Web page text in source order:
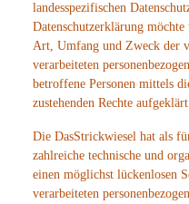
landesspezifischen
Datenschutzerklärung
Art, Umfang und Zweck der
verarbeiteten
betroffene Personen mittels
zustehenden Rechte
Die DasStrickwiesel hat als
zahlreiche technische und
einen möglichst lückenlosen
verarbeiteten